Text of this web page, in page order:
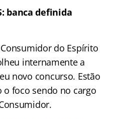
banca definida
do Espírito
internamente a
novo concurso. Estão
o foco sendo no cargo